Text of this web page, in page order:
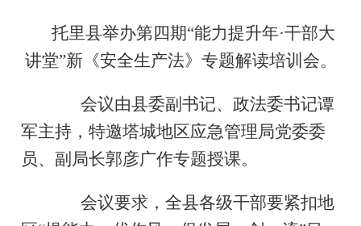
托里县举办第四期“能力提升年·干部大
讲堂”新《安全生产法》专题解读培训会。
会议由县委副书记、政法委书记谭
军主持，特邀塔城地区应急管理局党委委
员、副局长郭彦广作专题授课。
会议要求，全县各级干部要紧扣地